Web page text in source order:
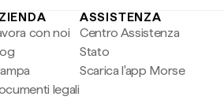
con noi
legali
ASSISTENZA
Centro Assistenza
Stato
Scarica l'app Morse